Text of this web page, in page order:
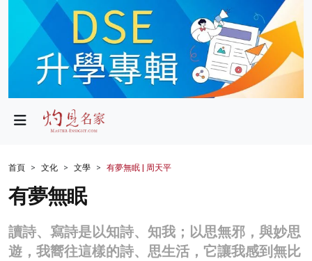
政局
財經
生活
商業
首頁 文化 文學 有夢無眠 | 周天平
有夢無眠
讀詩、寫詩是以知詩、知我；以思無邪，與妙思
遊，我嚮往這樣的詩、思生活，它讓我感到無比